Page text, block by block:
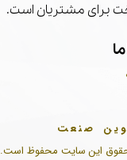
این سایت محفوظ است.
برای مشتریان است.
صنعت